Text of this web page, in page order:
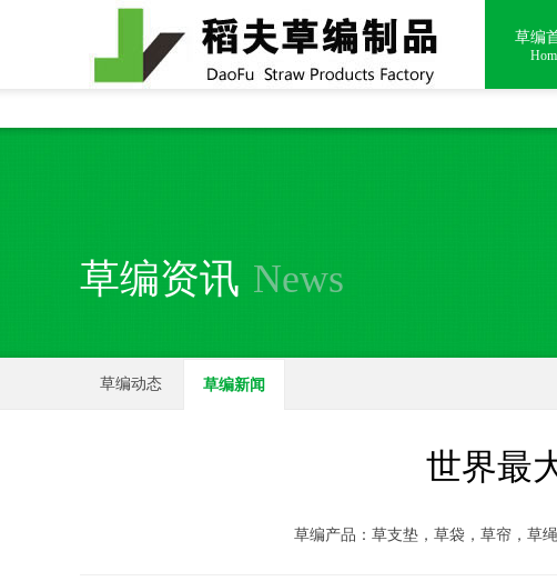
全国统一24小时销售电话：15937370357 草编
草编资讯 News
草编动态 草编新闻
世界最
草编产品：草支垫，草袋，草帘，草绳